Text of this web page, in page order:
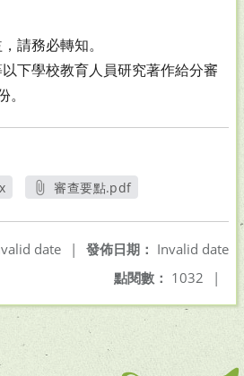
請務必轉知。
下學校教育人員研究著作給分審
審查要點.pdf
發佈日期： Invalid date
date
|
點閱數： 1032 |